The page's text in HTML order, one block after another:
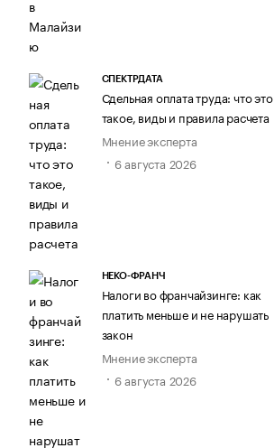
СПЕКТРДАТА
Сдельная оплата труда: что это
такое, виды и правила расчета
Мнение эксперта
6 августа 2026
НЕКО-ФРАНЧ
Налоги во франчайзинге: как
платить меньше и не нарушать
закон
Мнение эксперта
6 августа 2026